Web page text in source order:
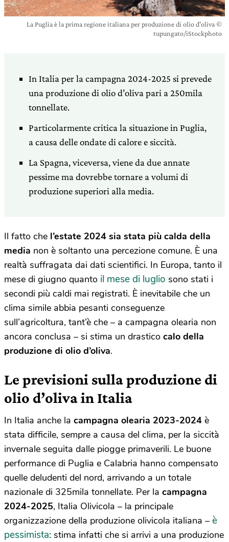
La Puglia è la prima regione italiana per produzione di olio d'oliva ©
tupungato/iStockphoto
In Italia per la campagna 2024-2025 si prevede
una produzione di olio d’oliva pari a 250mila
tonnellate.
Particolarmente critica la situazione in Puglia,
a causa delle ondate di calore e siccità.
La Spagna, viceversa, viene da due annate
pessime ma dovrebbe tornare a volumi di
produzione superiori alla media.
Il fatto che l’estate 2024 sia stata più calda della
media non è soltanto una percezione comune. È una
realtà suffragata dai dati scientifici. In Europa, tanto il
mese di giugno quanto il mese di luglio sono stati i
secondi più caldi mai registrati. È inevitabile che un
clima simile abbia pesanti conseguenze
sull’agricoltura, tant’è che – a campagna olearia non
ancora conclusa – si stima un drastico calo della
produzione di olio d’oliva.
Le previsioni sulla produzione di
olio d’oliva in Italia
In Italia anche la campagna olearia 2023-2024 è
stata difficile, sempre a causa del clima, per la siccità
invernale seguita dalle piogge primaverili. Le buone
performance di Puglia e Calabria hanno compensato
quelle deludenti del nord, arrivando a un totale
nazionale di 325mila tonnellate. Per la campagna
2024-2025, Italia Olivicola – la principale
organizzazione della produzione olivicola italiana – è
pessimista: stima infatti che si arrivi a una produzione